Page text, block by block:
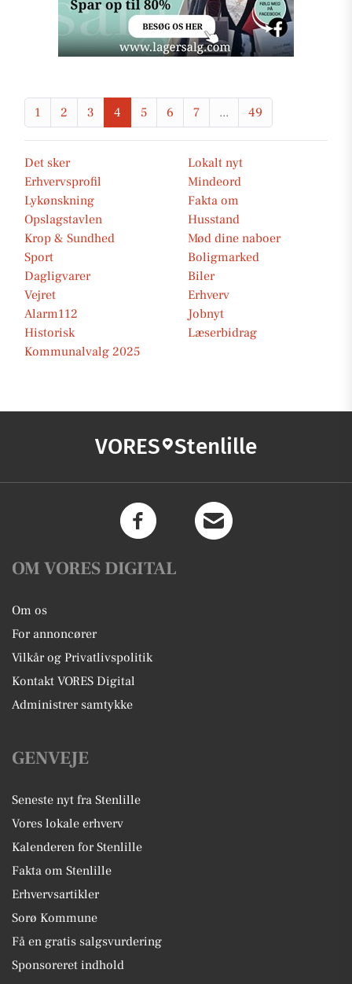
1 2 3 4 5 6 7 ... 49
Det sker
Lokalt nyt
Erhvervsprofil
Mindeord
Lykønskning
Fakta om
Opslagstavlen
Husstand
Krop & Sundhed
Mød dine naboer
Sport
Boligmarked
Dagligvarer
Biler
Vejret
Erhverv
Alarm112
Jobnyt
Historisk
Læserbidrag
Kommunalvalg 2025
VORES Stenlille
OM VORES DIGITAL
Om os
For annoncører
Vilkår og Privatlivspolitik
Kontakt VORES Digital
Administrer samtykke
GENVEJE
Seneste nyt fra Stenlille
Vores lokale erhverv
Kalenderen for Stenlille
Fakta om Stenlille
Erhvervsartikler
Sorø Kommune
Få en gratis salgsvurdering
Sponsoreret indhold